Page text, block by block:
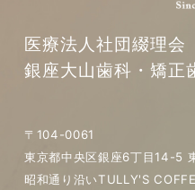
医療法人社団綴理会
銀座大山歯科・矯正
〒104-0061
東京都中央区銀座6丁目14-5
昭和通り沿いTULLY'S